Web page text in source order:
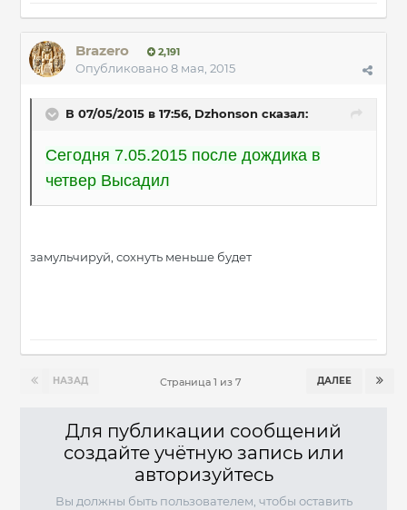
Brazero 2,191
Опубликовано8 мая, 2015
В 07/05/2015 в 17:56, Dzhonson сказал:
Сегодня 7.05.2015 после дождика в
четвер Высадил
замульчируй, сохнуть меньше будет
НАЗАД ДАЛЕЕ
Страница 1 из 7
Для публикации сообщений
создайте учётную запись или
авторизуйтесь
Вы должны быть пользователем, чтобы оставить